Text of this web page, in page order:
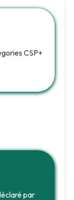
CSP+
par